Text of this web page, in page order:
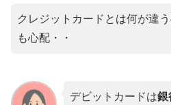
クレジットカードとは何が違
も心配・・
デビットカードは銀